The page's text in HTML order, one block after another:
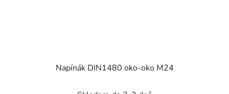
Napínák DIN1480 oko-oko M24